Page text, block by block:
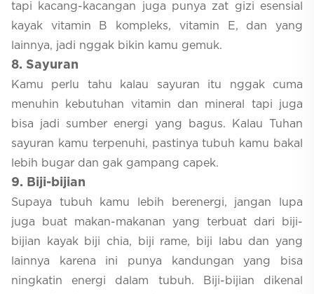
tapi kacang-kacangan juga punya zat gizi esensial
kayak vitamin B kompleks, vitamin E, dan yang
lainnya, jadi nggak bikin kamu gemuk.
8. Sayuran
Kamu perlu tahu kalau sayuran itu nggak cuma
menuhin kebutuhan vitamin dan mineral tapi juga
bisa jadi sumber energi yang bagus. Kalau Tuhan
sayuran kamu terpenuhi, pastinya tubuh kamu bakal
lebih bugar dan gak gampang capek.
9. Biji-bijian
Supaya tubuh kamu lebih berenergi, jangan lupa
juga buat makan-makanan yang terbuat dari biji-
bijian kayak biji chia, biji rame, biji labu dan yang
lainnya karena ini punya kandungan yang bisa
ningkatin energi dalam tubuh. Biji-bijian dikenal